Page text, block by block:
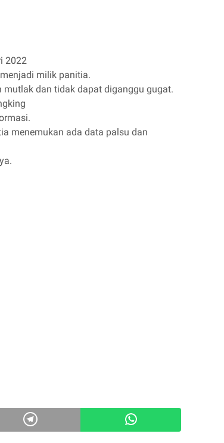
2022
milik panitia.
dan tidak dapat diganggu gugat.
menemukan ada data palsu dan